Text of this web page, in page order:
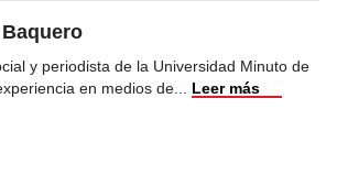
y periodista de la Universidad Minuto de
en medios de
Leer más